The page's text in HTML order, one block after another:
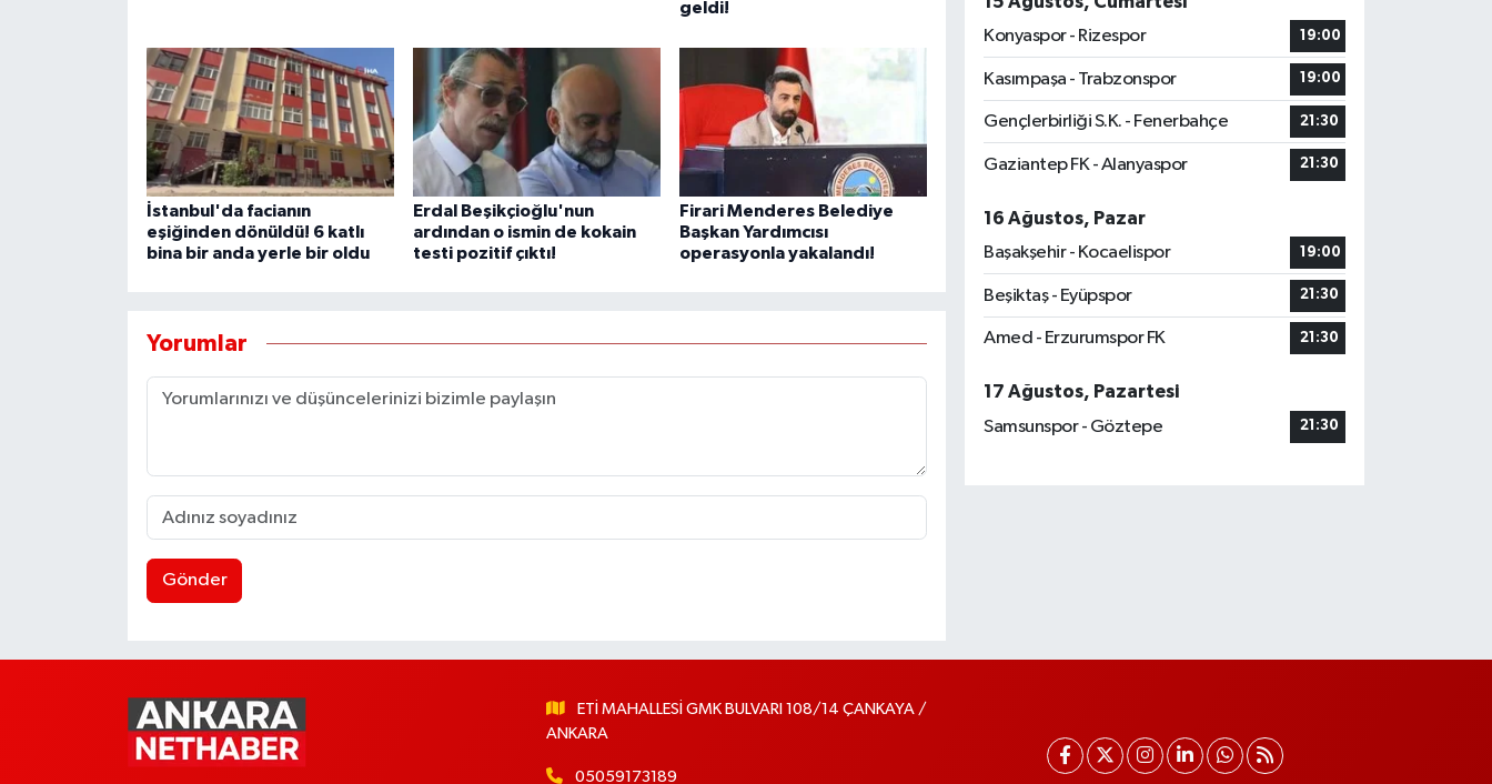
geldi!
İstanbul'da facianın
eşiğinden dönüldü! 6 katlı
bina bir anda yerle bir oldu
Erdal Beşikçioğlu'nun
ardından o ismin de kokain
testi pozitif çıktı!
Firari Menderes Belediye
Başkan Yardımcısı
operasyonla yakalandı!
Yorumlar
Gönder
Konyaspor - Rizespor
19:00
Kasımpaşa - Trabzonspor 19:00
Gençlerbirliği S.K. - Fenerbahçe 21:30
Gaziantep FK - Alanyaspor 21:30
16 Ağustos, Pazar
Başakşehir - Kocaelispor
19:00
Beşiktaş - Eyüpspor 21:30
Amed - Erzurumspor FK 21:30
17 Ağustos, Pazartesi
Samsunspor - Göztepe
21:30
ETİ MAHALLESİ GMK BULVARI 108/14 ÇANKAYA /
ANKARA
05059173189